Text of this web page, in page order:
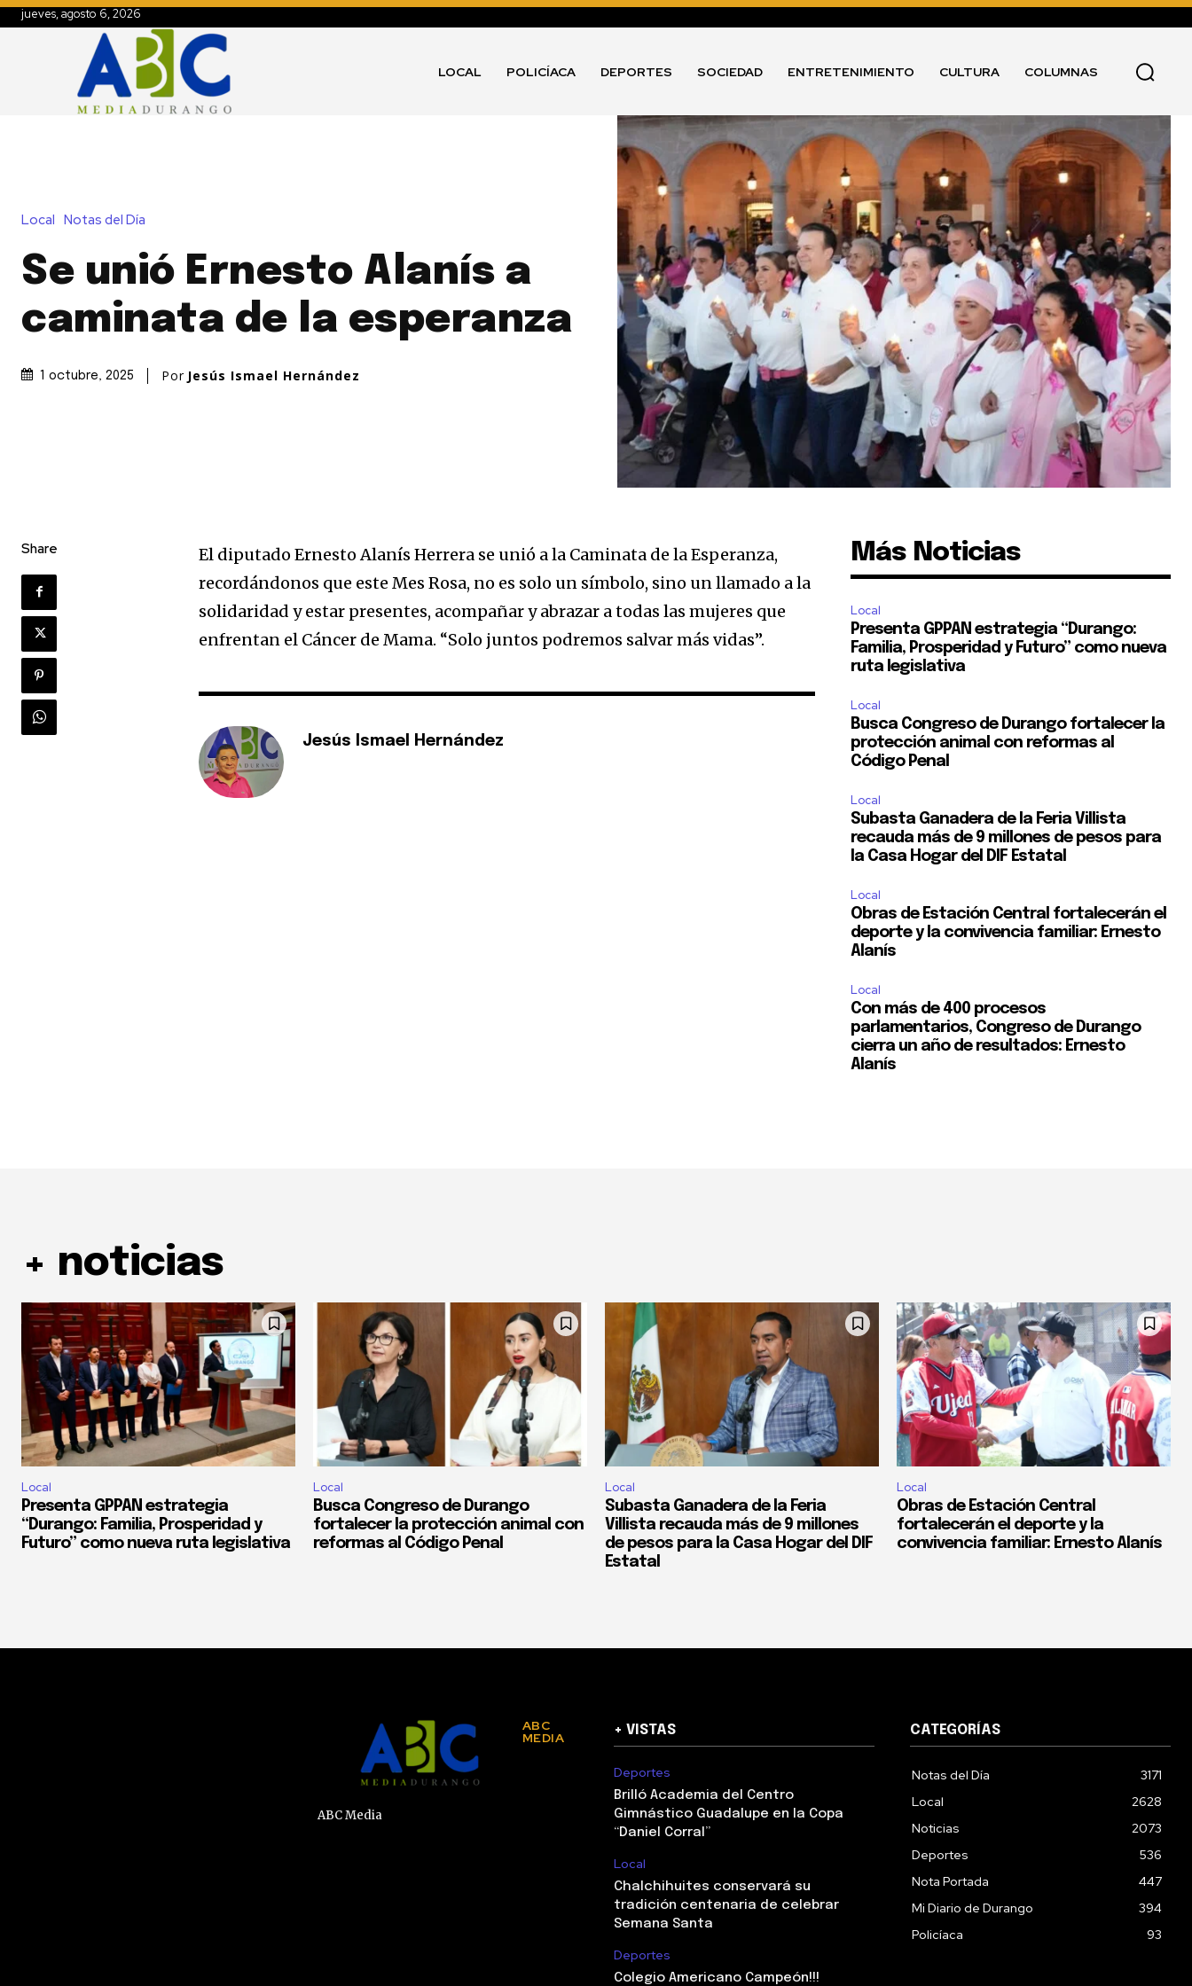
jueves, agosto 6, 2026
LOCAL POLICÍACA DEPORTES SOCIEDAD ENTRETENIMIENTO CULTURA COLUMNAS
Local Notas del Día
Se unió Ernesto Alanís a
caminata de la esperanza
1 octubre, 2025 Por Jesús Ismael Hernández
Share
El diputado Ernesto Alanís Herrera se unió a la Caminata de la Esperanza,
recordándonos que este Mes Rosa, no es solo un símbolo, sino un llamado a la
solidaridad y estar presentes, acompañar y abrazar a todas las mujeres que
enfrentan el Cáncer de Mama. “Solo juntos podremos salvar más vidas”.
Jesús Ismael Hernández
Más Noticias
Local
Presenta GPPAN estrategia “Durango:
Familia, Prosperidad y Futuro” como nueva
ruta legislativa
Local
Busca Congreso de Durango fortalecer la
protección animal con reformas al
Código Penal
Local
Subasta Ganadera de la Feria Villista
recauda más de 9 millones de pesos para
la Casa Hogar del DIF Estatal
Local
Obras de Estación Central fortalecerán el
deporte y la convivencia familiar: Ernesto
Alanís
Local
Con más de 400 procesos
parlamentarios, Congreso de Durango
cierra un año de resultados: Ernesto
Alanís
+ noticias
Local
Presenta GPPAN estrategia
“Durango: Familia, Prosperidad y
Futuro” como nueva ruta legislativa
Local
Busca Congreso de Durango
fortalecer la protección animal con
reformas al Código Penal
Local
Subasta Ganadera de la Feria
Villista recauda más de 9 millones
de pesos para la Casa Hogar del DIF
Estatal
Local
Obras de Estación Central
fortalecerán el deporte y la
convivencia familiar: Ernesto Alanís
ABC
MEDIA
ABC Media
+ VISTAS
Deportes
Brilló Academia del Centro
Gimnástico Guadalupe en la Copa
“Daniel Corral”
Local
Chalchihuites conservará su
tradición centenaria de celebrar
Semana Santa
Deportes
Colegio Americano Campeón!!!
CATEGORÍAS
Notas del Día
3171
Local
2628
Noticias
2073
Deportes
536
Nota Portada
447
Mi Diario de Durango
394
Policíaca
93